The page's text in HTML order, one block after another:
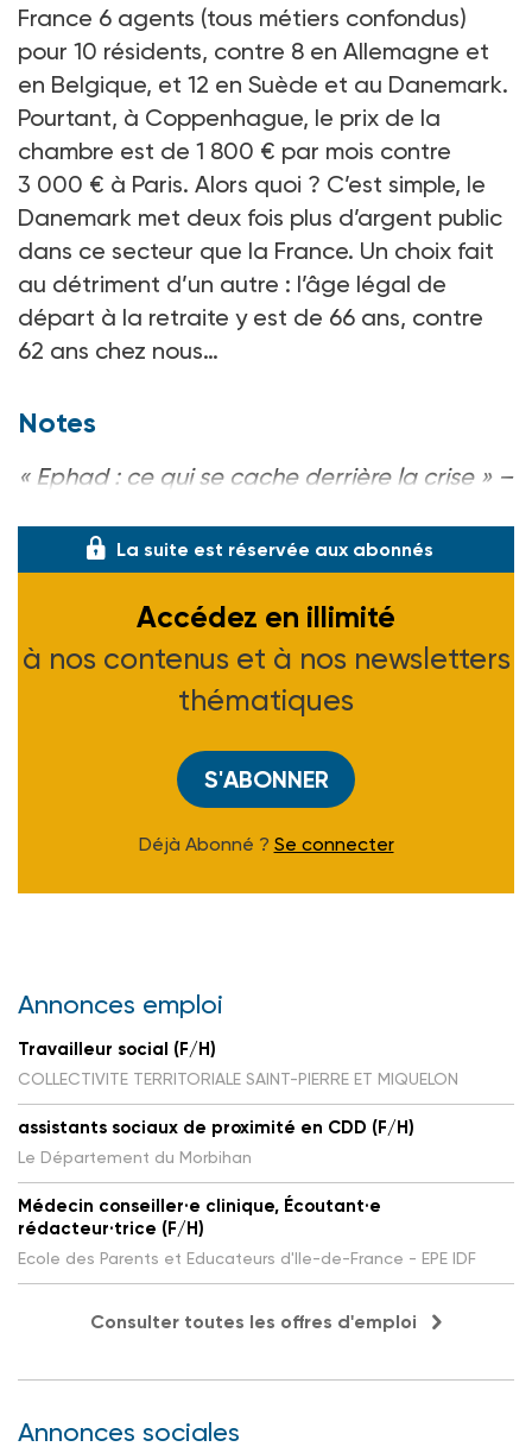
France 6 agents (tous métiers confondus)
pour 10 résidents, contre 8 en Allemagne et
en Belgique, et 12 en Suède et au Danemark.
Pourtant, à Coppenhague, le prix de la
chambre est de 1 800 € par mois contre
3 000 € à Paris. Alors quoi ? C’est simple, le
Danemark met deux fois plus d’argent public
dans ce secteur que la France. Un choix fait
au détriment d’un autre : l’âge légal de
départ à la retraite y est de 66 ans, contre
62 ans chez nous…
Notes
« Ephad : ce qui se cache derrière la crise » –
La suite est réservée aux abonnés
Accédez en illimité
à nos contenus et à nos newsletters
thématiques
S'ABONNER
Déjà Abonné ? Se connecter
Annonces emploi
Travailleur social (F/H)
COLLECTIVITE TERRITORIALE SAINT-PIERRE ET MIQUELON
assistants sociaux de proximité en CDD (F/H)
Le Département du Morbihan
Médecin conseiller·e clinique, Écoutant·e
rédacteur·trice (F/H)
Ecole des Parents et Educateurs d'Ile-de-France - EPE IDF
Consulter toutes les offres d'emploi
Annonces sociales